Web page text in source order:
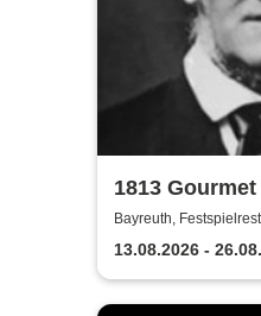
1813
2026
Bayreuth,
Festspiele
13.08.2026 -